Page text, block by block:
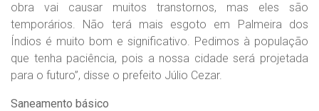
obra vai causar muitos transtornos, mas eles são
temporários. Não terá mais esgoto em Palmeira dos
Índios é muito bom e significativo. Pedimos à população
que tenha paciência, pois a nossa cidade será projetada
para o futuro”, disse o prefeito Júlio Cezar.
Saneamento básico